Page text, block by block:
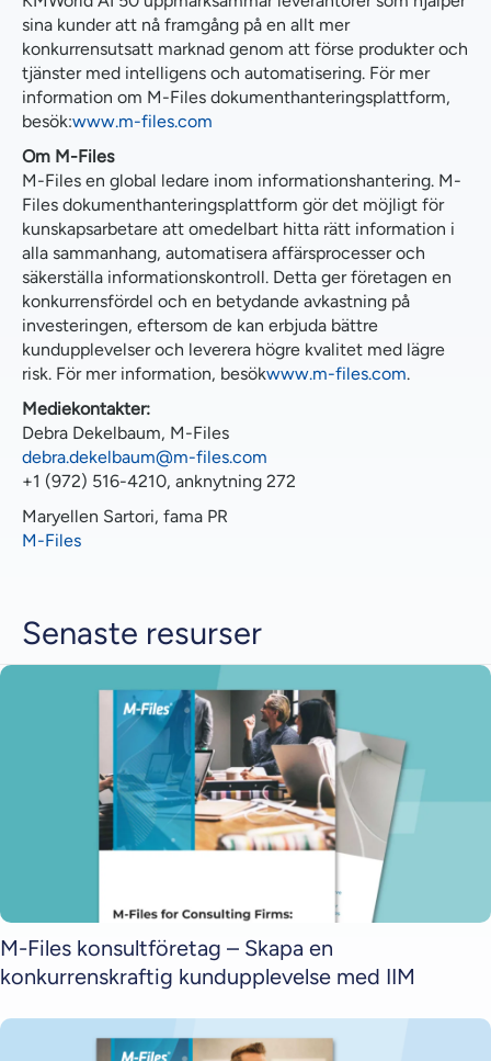
sina kunder att nå framgång på en allt mer
konkurrensutsatt marknad genom att förse produkter och
tjänster med intelligens och automatisering. För mer
information om M-Files dokumenthanteringsplattform,
besök:www.m-files.com
Om M-Files
M-Files en global ledare inom informationshantering. M-
Files dokumenthanteringsplattform gör det möjligt för
kunskapsarbetare att omedelbart hitta rätt information i
alla sammanhang, automatisera affärsprocesser och
säkerställa informationskontroll. Detta ger företagen en
konkurrensfördel och en betydande avkastning på
investeringen, eftersom de kan erbjuda bättre
kundupplevelser och leverera högre kvalitet med lägre
risk. För mer information, besökwww.m-files.com.
Mediekontakter:
Debra Dekelbaum, M-Files
debra.dekelbaum@m-files.com
+1 (972) 516-4210, anknytning 272
Maryellen Sartori, fama PR
M-Files
Senaste resurser
M-Files konsultföretag – Skapa en
konkurrenskraftig kundupplevelse med IIM